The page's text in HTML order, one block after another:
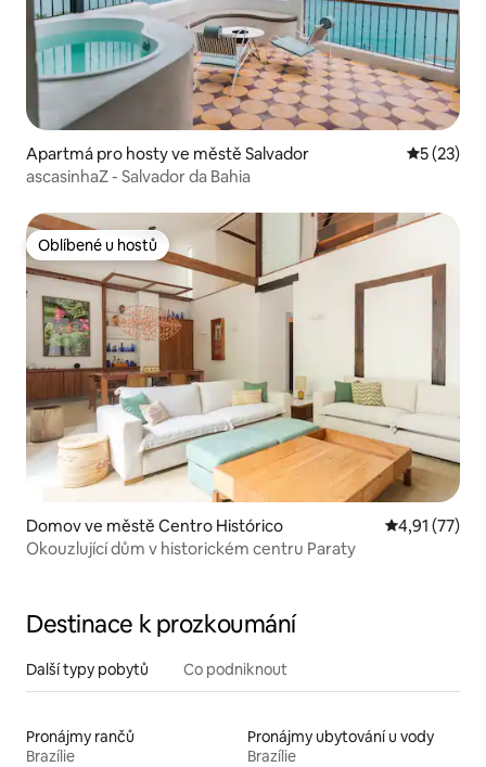
Apartmá pro hosty ve městě Salvador Průměrné
5 (23)
ascasinhaZ - Salvador da Bahia
Oblíbené u hostů
Oblíbené u hostů
Domov ve městě Centro Histórico Průměrné
4,91 (77)
Okouzlující dům v historickém centru Paraty
Destinace k prozkoumání
Další typy pobytů Co podniknout
Pronájmy rančů
Brazílie
Pronájmy ubytování u vody
Brazílie